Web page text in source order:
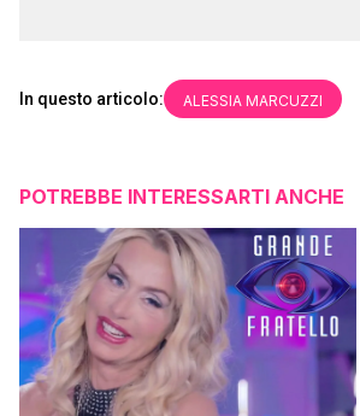
In questo articolo: ALESSIA MARCUZZI
POTREBBE INTERESSARTI ANCHE